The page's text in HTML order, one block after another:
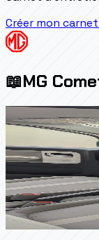
Créer mon
📖MG